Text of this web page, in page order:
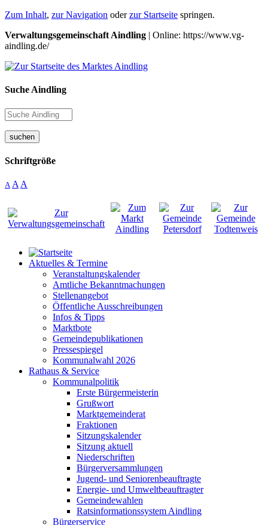
Zum Inhalt, zur Navigation oderzur Startseite springen.
Verwaltungsgemeinschaft Aindling | Online: https://www.vg-
aindling.de/
Suche Aindling
suchen
Schriftgröße
A A A
Aktuelles & Termine
Veranstaltungskalender
Amtliche Bekanntmachungen
Stellenangebot
Öffentliche Ausschreibungen
Infos & Tipps
Marktbote
Gemeindepublikationen
Pressespiegel
Kommunalwahl 2026
Rathaus & Service
Kommunalpolitik
Erste Bürgermeisterin
Grußwort
Marktgemeinderat
Fraktionen
Sitzungskalender
Sitzung aktuell
Niederschriften
Bürgerversammlungen
Jugend- und Seniorenbeauftragte
Energie- und Umweltbeauftragter
Gemeindewahlen
Ratsinformationssystem Aindling
Bürgerservice